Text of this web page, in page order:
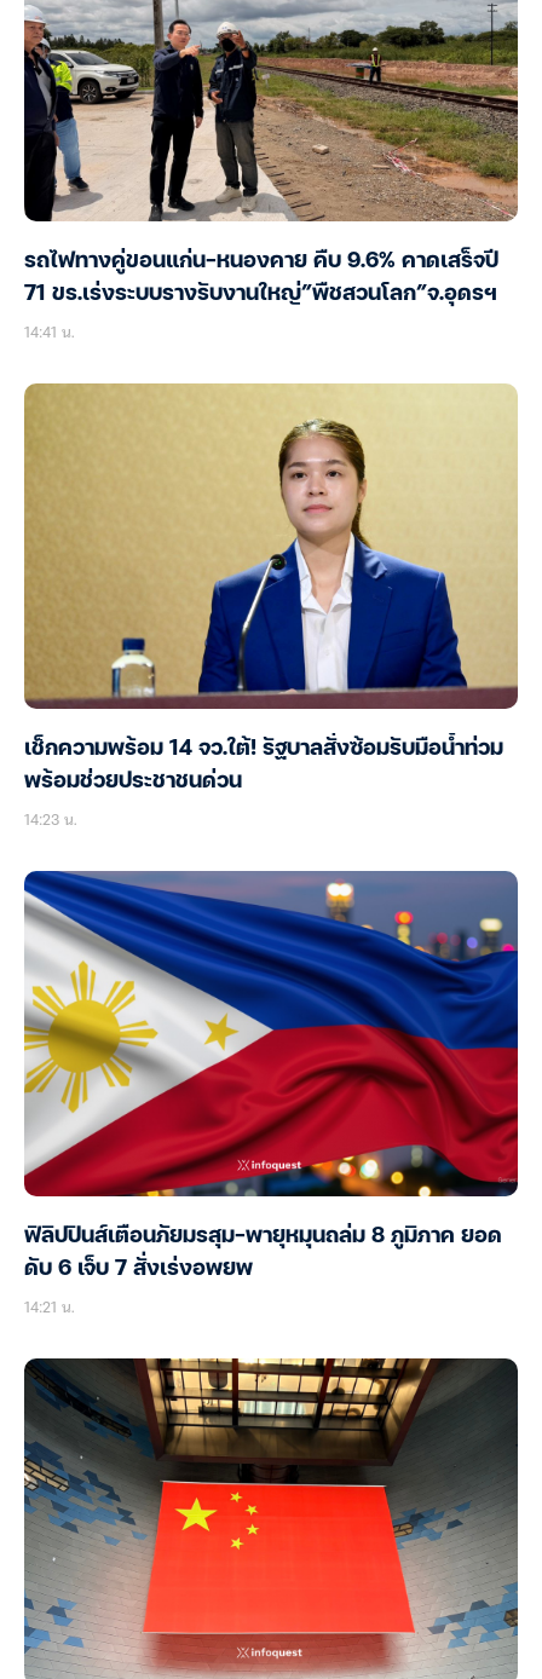
รถไฟทางคู่ขอนแก่น-หนองคาย คืบ 9.6% คาดเสร็จปี
71 ขร.เร่งระบบรางรับงานใหญ่”พืชสวนโลก”จ.อุดรฯ
14:41 น.
เช็กความพร้อม 14 จว.ใต้! รัฐบาลสั่งซ้อมรับมือน้ำท่วม
พร้อมช่วยประชาชนด่วน
14:23 น.
ฟิลิปปินส์เตือนภัยมรสุม-พายุหมุนถล่ม 8 ภูมิภาค ยอด
ดับ 6 เจ็บ 7 สั่งเร่งอพยพ
14:21 น.